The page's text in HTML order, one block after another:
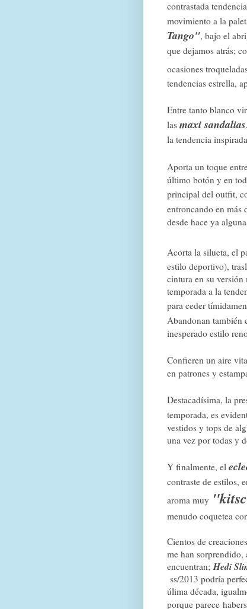
contrastada
movimiento a la
Tango", bajo el
que dejamos atrás;
ocasiones
tendencias estrella,
Entre tanto blanco
las maxi sandalias
la tendencia
Aporta un toque
último botón y en
principal del outfit,
entroncando en más
desde hace ya
Acorta la silueta, el
estilo deportivo),
cintura en su versión
temporada a la
para ceder
Abandonan también
inesperado estilo
Confieren un aire
en patrones y
Destacadísima, la
temporada, es
vestidos y tops de
una vez por todas y
Y finalmente, el
contraste de estilos,
aroma muy
menudo coquetea
Cientos de
me han sorprendido,
encuentran;Hedi
ss/2013 podría
úlima década,
porque parece